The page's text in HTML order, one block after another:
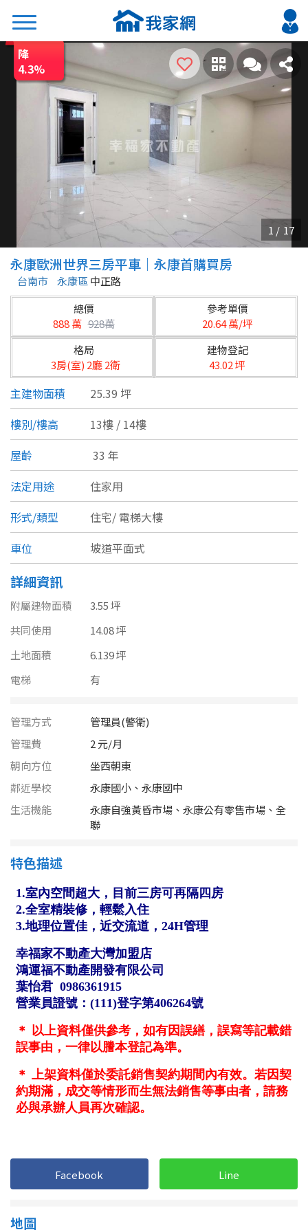
搜尋
熱門關鍵字
2026 台北降價好屋限量釋出
2026 新北降價好屋限量釋出
2026 台中降價好屋限量釋出
2026 台南降價好屋限量釋出
2026 高雄降價好屋限量釋出
縣市
不限
台北市
基隆市
新北市
宜蘭縣
桃園市
新竹市
新竹縣
苗栗縣
台中市
雲林縣
嘉義市
台南市
高雄市
澎湖縣
花蓮縣
金門連江
區域
類型(可複選)
公寓
別墅 透天厝
農舍 辦公
坪數
不拘
60~70 坪
80坪以上
~ 坪
樓層
不拘
地下室
1樓 2樓
3樓
5~10樓 11~20樓
21樓以上
~ 樓
2房
降
4.3%
永康歐洲世界三房平車｜永康首購買房
台南市 永康區 中正路
總價
888 萬928萬
參考單價
20.64 萬/坪
格局
3房(室) 2廳 2衛
建物登記
43.02 坪
主建物面積
25.39 坪
樓別/樓高
13樓 / 14樓
屋齡
33 年
法定用途
住家用
形式/類型
住宅/ 電梯大樓
車位
坡道平面式
詳細資訊
附屬建物面積
3.55 坪
共同使用
14.08 坪
土地面積
6.139 坪
電梯
有
管理方式
管理員(警衛)
管理費
2 元/月
朝向方位
坐西朝東
鄰近學校
永康國小、永康國中
生活機能
永康自強黃昏市場、永康公有零售市場、全
聯
特色描述
Facebook Line
地圖